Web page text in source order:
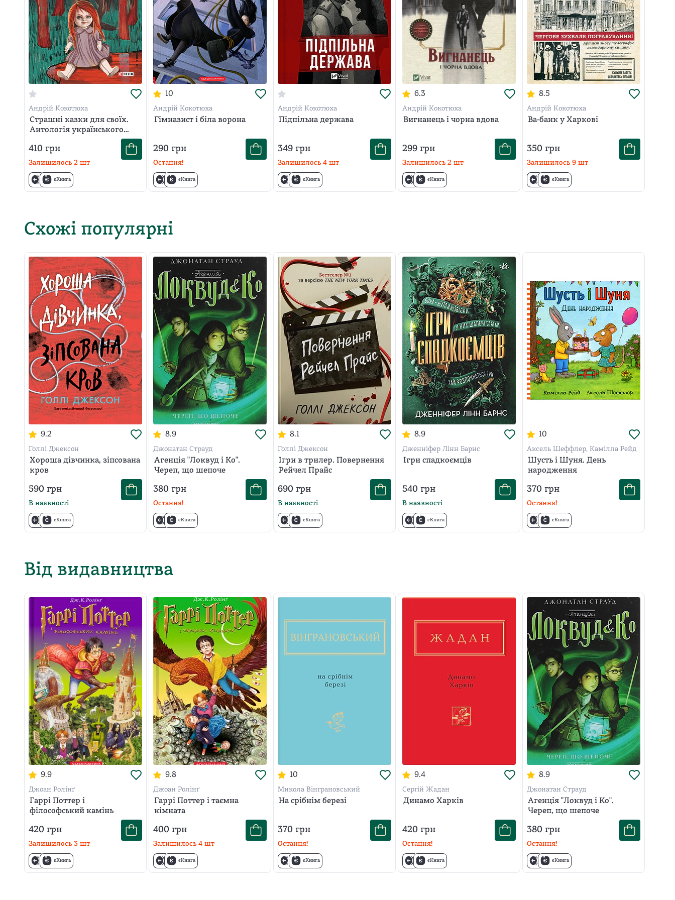
Андрій Кокотюха
Страшні казки для своїх.
Антологія українського
410 грн
Залишилось 2 шт
єКнига
10
Андрій Кокотюха
Гімназист і біла ворона
290 грн
Остання!
єКнига
Андрій Кокотюха
Підпільна держава
349 грн
Залишилось 4 шт
єКнига
6.3
Андрій Кокотюха
Вигнанець і чорна вдова
299 грн
Залишилось 2 шт
єКнига
8.5
Андрій Кокотюха
Ва-банк у Харкові
350 грн
Залишилось 9 шт
єКнига
Схожі популярні
9.2
Голлі Джексон
Хороша дівчинка, зіпсована
кров
590 грн
В наявності
єКнига
8.9
Джонатан Страуд
Агенція "Локвуд і Ко".
Череп, що шепоче
380 грн
Остання!
єКнига
8.1
Голлі Джексон
Ігри в трилер. Повернення
Рейчел Прайс
690 грн
В наявності
єКнига
8.9
Дженніфер Лінн Барнс
Ігри спадкоємців
540 грн
В наявності
єКнига
10
Аксель Шеффлер, Камілла Рейд
Шусть і Шуня. День
народження
370 грн
Остання!
єКнига
Від видавництва
9.9
Джоан Ролінґ
Гаррі Поттер і
філософський камінь
420 грн
Залишилось 3 шт
єКнига
9.8
Джоан Ролінґ
Гаррі Поттер і таємна
кімната
400 грн
Залишилось 4 шт
єКнига
10
Микола Вінграновський
На срібнім березі
370 грн
Остання!
єКнига
9.4
Сергій Жадан
Динамо Харків
420 грн
Остання!
єКнига
8.9
Джонатан Страуд
Агенція "Локвуд і Ко".
Череп, що шепоче
380 грн
Остання!
єКнига